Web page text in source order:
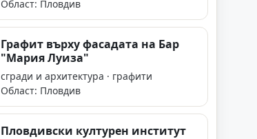
Област: Пловдив
Графит върху фасадата на Бар
"Мария Луиза"
сгради и архитектура · графити
Област: Пловдив
Пловдивски културен институт